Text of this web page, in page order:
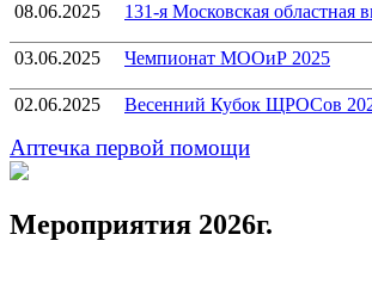
08.06.2025 131-я Московская областная
03.06.2025 Чемпионат МООиР 2025
02.06.2025 Весенний Кубок ЩРОСов
Аптечка первой помощи
Мероприятия 2026г.